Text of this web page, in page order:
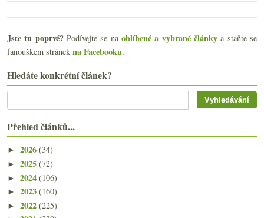
Jste tu poprvé?Podívejte se naoblíbené a vybrané články a staňte se
fanouškem stránek na Facebooku.
Hledáte konkrétní článek?
Přehled článků...
► 2026 (34)
► 2025 (72)
► 2024 (106)
► 2023 (160)
► 2022 (225)